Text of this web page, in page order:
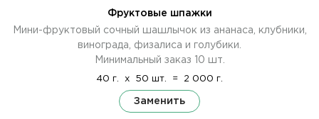
Фруктовые шпажки
Мини-фруктовый сочный шашлычок из ананаса, клубники,
винограда, физалиса и голубики.
Минимальный заказ 10 шт.
40 г. x 50 шт. = 2 000 г.
Заменить